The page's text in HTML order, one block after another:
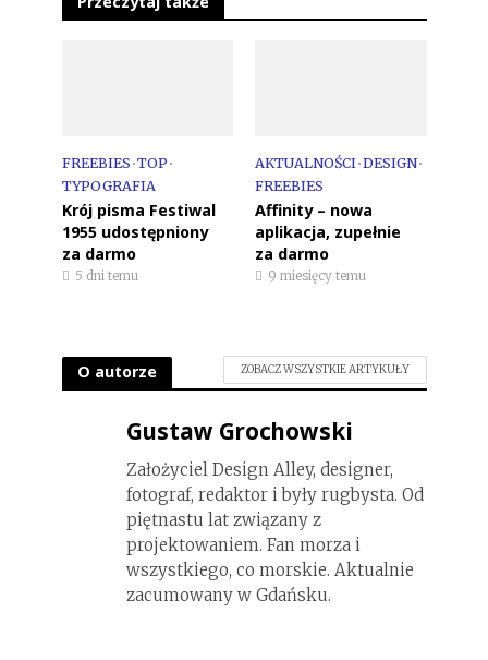
FREEBIES •TOP •
TYPOGRAFIA
Krój pisma Festiwal
1955 udostępniony
za darmo
5 dni temu
AKTUALNOŚCI•DESIGN•
FREEBIES
Affinity – nowa
aplikacja, zupełnie
za darmo
9 miesięcy temu
O autorze ZOBACZ WSZYSTKIE ARTYKUŁY
Gustaw Grochowski
Założyciel Design Alley, designer,
fotograf, redaktor i były rugbysta. Od
piętnastu lat związany z
projektowaniem. Fan morza i
wszystkiego, co morskie. Aktualnie
zacumowany w Gdańsku.